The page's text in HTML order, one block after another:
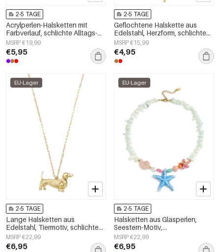
2-5 TAGE
Acrylperlen-Halsketten mit
Farbverlauf, schlichte Alltags-
Serie, Damenschmuck
MSRP €19,99
€5,95
2-5 TAGE
Geflochtene Halskette aus
Edelstahl, Herzform, schlichte
Alltags-Serie, Damenschmuck
MSRP €15,99
€4,95
EU-Lager
2-5 TAGE
Lange Halsketten aus
Edelstahl, Tiermotiv, schlichte
Alltags-Serie, Damenschmuck
MSRP €22,99
€6,95
EU-Lager
2-5 TAGE
Halsketten aus Glasperlen,
Seestern-Motiv,
Urlaubs-/Strand-Romantik-Serie,
Damenschmuck
MSRP €22,99
€6,95